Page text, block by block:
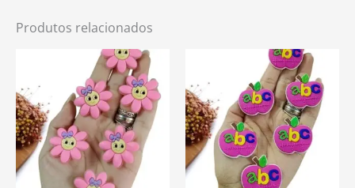
Produtos relacionados